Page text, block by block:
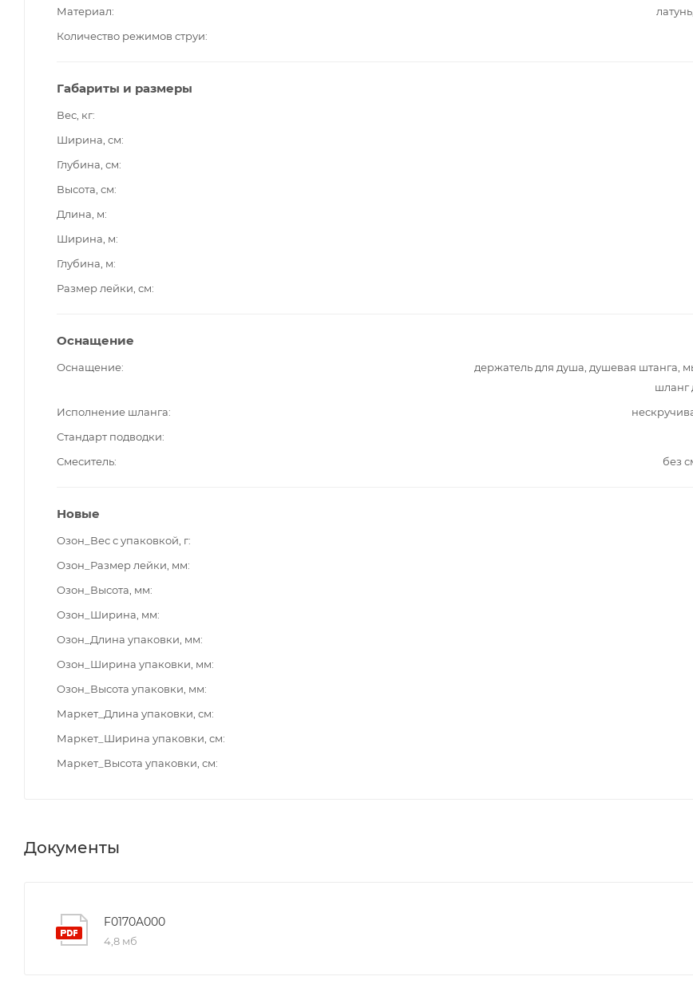
Материал
Количество режимов струи
Габариты и размеры
Вес, кг
Ширина, см
Глубина, см
Высота, см
Длина, м
Ширина, м
Глубина, м
Размер лейки, см
Оснащение
Оснащение
держатель для душа, душевая штанга,
шланг
Исполнение шланга
Стандарт подводки
Смеситель
без
Новые
Озон_Вес с упаковкой, г
Озон_Размер лейки, мм
Озон_Высота, мм
Озон_Ширина, мм
Озон_Длина упаковки, мм
Озон_Ширина упаковки, мм
Озон_Высота упаковки, мм
Маркет_Длина упаковки, см
Маркет_Ширина упаковки, см
Маркет_Высота упаковки, см
Документы
F0170A000
4,8 мб